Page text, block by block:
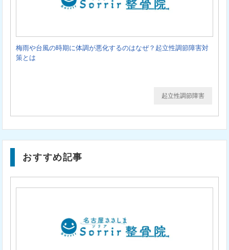
梅雨や台風の時期に体調が悪化するのはなぜ？起立性調節障害対
策とは
起立性調節障害
おすすめ記事